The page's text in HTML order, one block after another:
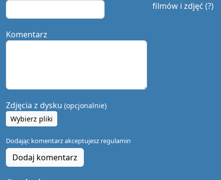
filmów i zdjęć (?)
Komentarz
Zdjęcia z dysku (opcjonalnie)
Wybierz pliki
Dodając komentarz akceptujesz regulamin
Dodaj komentarz